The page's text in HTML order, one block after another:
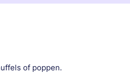
of poppen.